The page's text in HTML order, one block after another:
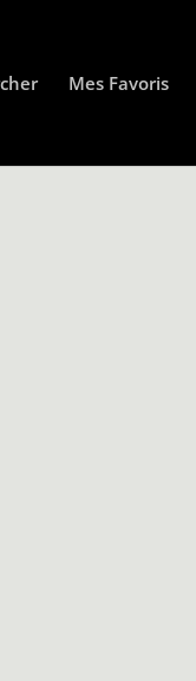
Mes Favoris